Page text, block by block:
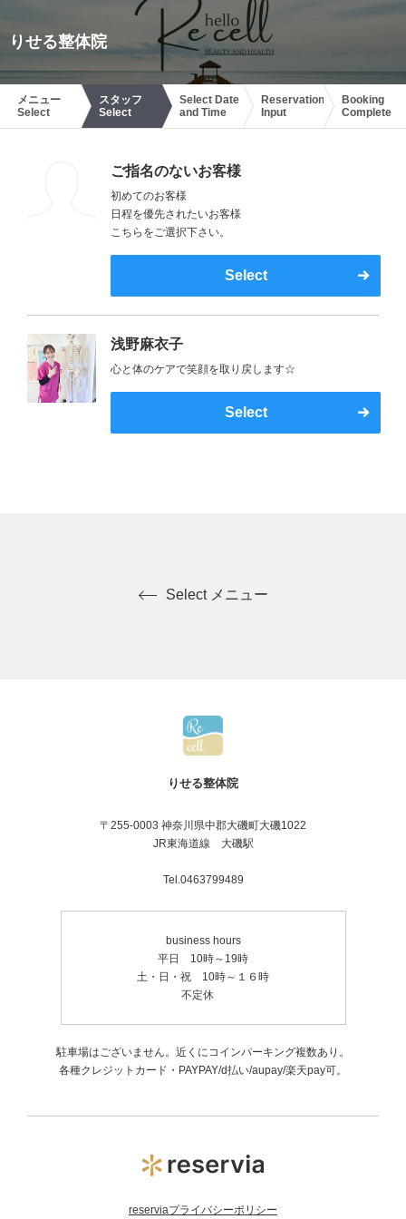
りせる整体院
メニュー
Select
スタッフ
Select
Select Date
and Time
Reservation
Input
Booking
Complete
ご指名のないお客様
初めてのお客様
日程を優先されたいお客様
こちらをご選択下さい。
Select
浅野麻衣子
心と体のケアで笑顔を取り戻します☆
Select
Select メニュー
りせる整体院
〒255-0003 神奈川県中郡大磯町大磯1022
JR東海道線 大磯駅
Tel.0463799489
business hours
平日 10時～19時
土・日・祝 10時～１６時
不定休
駐車場はございません。近くにコインパーキング複数あり。
各種クレジットカード・PAYPAY/d払い/aupay/楽天pay可。
reserviaプライバシーポリシー